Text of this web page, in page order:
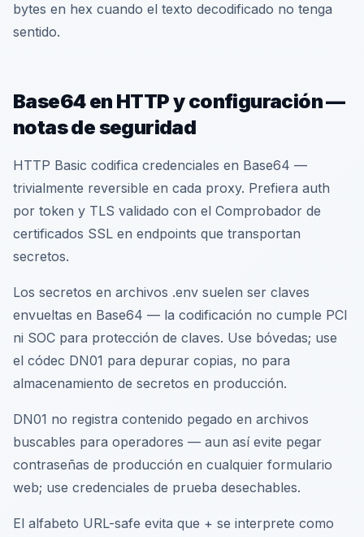
bytes en hex cuando el texto decodificado no tenga
sentido.
Base64 en HTTP y configuración —
notas de seguridad
HTTP Basic codifica credenciales en Base64 —
trivialmente reversible en cada proxy. Prefiera auth
por token y TLS validado con el Comprobador de
certificados SSL en endpoints que transportan
secretos.
Los secretos en archivos .env suelen ser claves
envueltas en Base64 — la codificación no cumple PCI
ni SOC para protección de claves. Use bóvedas; use
el códec DN01 para depurar copias, no para
almacenamiento de secretos en producción.
DN01 no registra contenido pegado en archivos
buscables para operadores — aun así evite pegar
contraseñas de producción en cualquier formulario
web; use credenciales de prueba desechables.
El alfabeto URL-safe evita que + se interprete como